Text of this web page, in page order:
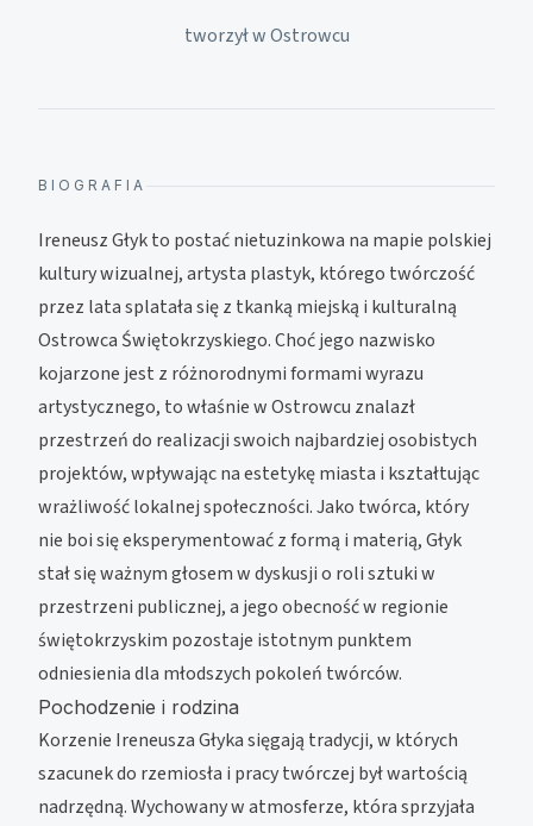
tworzył w Ostrowcu
BIOGRAFIA
Ireneusz Głyk to postać nietuzinkowa na mapie polskiej
kultury wizualnej, artysta plastyk, którego twórczość
przez lata splatała się z tkanką miejską i kulturalną
Ostrowca Świętokrzyskiego. Choć jego nazwisko
kojarzone jest z różnorodnymi formami wyrazu
artystycznego, to właśnie w Ostrowcu znalazł
przestrzeń do realizacji swoich najbardziej osobistych
projektów, wpływając na estetykę miasta i kształtując
wrażliwość lokalnej społeczności. Jako twórca, który
nie boi się eksperymentować z formą i materią, Głyk
stał się ważnym głosem w dyskusji o roli sztuki w
przestrzeni publicznej, a jego obecność w regionie
świętokrzyskim pozostaje istotnym punktem
odniesienia dla młodszych pokoleń twórców.
Pochodzenie i rodzina
Korzenie Ireneusza Głyka sięgają tradycji, w których
szacunek do rzemiosła i pracy twórczej był wartością
nadrzędną. Wychowany w atmosferze, która sprzyjała